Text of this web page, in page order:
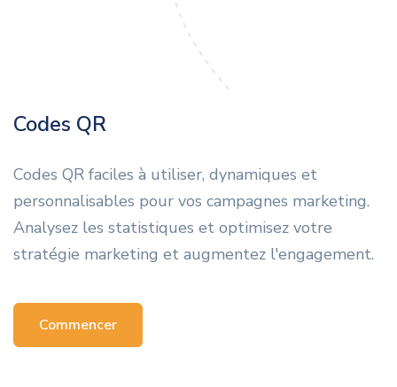
Codes QR
Codes QR faciles à utiliser, dynamiques et
personnalisables pour vos campagnes marketing.
Analysez les statistiques et optimisez votre
stratégie marketing et augmentez l'engagement.
Commencer